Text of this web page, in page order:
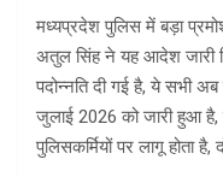
मध्यप्रदेश पुलिस में बड़ा
अतुल सिंह ने यह आदेश जारी
पदोन्नति दी गई है, ये सभी
जुलाई 2026 को जारी हुआ
पुलिसकर्मियों पर लागू होता